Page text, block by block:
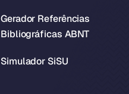
Gerador Referências
Bibliográficas ABNT
Simulador SiSU